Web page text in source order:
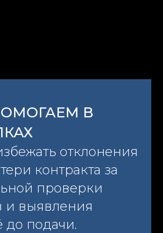
В
отклонения
контракта за
проверки
и выявления
до подачи.